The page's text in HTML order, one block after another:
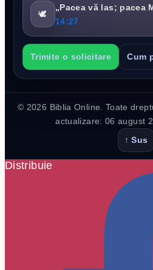
🕊️
„Pacea vă las; pacea
14:27
Trimite o solicitare Cum
© 2026 Biblia Online. Toate
actualizare: 06 august
↑ Sus
Distribuie